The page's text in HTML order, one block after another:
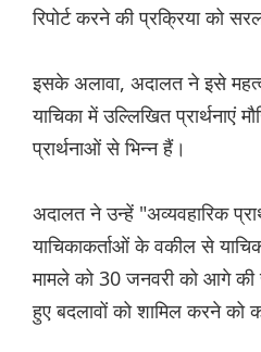
रिपोर्ट करने की प्रक्रिया को
इसके अलावा, अदालत ने इसे
याचिका में उल्लिखित प्रार्थनाएं
प्रार्थनाओं से भिन्न हैं।
अदालत ने उन्हें "अव्यवहारिक
याचिकाकर्ताओं के वकील से
मामले को 30 जनवरी को आगे की
हुए बदलावों को शामिल करने को